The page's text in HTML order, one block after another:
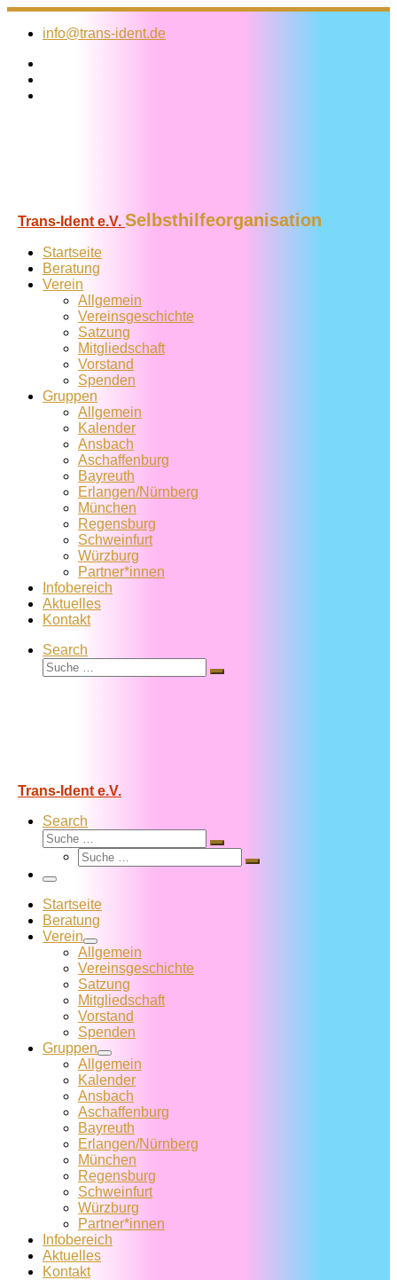
Zum
Inhalt
info@trans-ident.de
Trans-Ident e.V. Selbsthilfeorganisation
Startseite
Beratung
Verein
Allgemein
Vereins­geschichte
Satzung
Mitglied­schaft
Vorstand
Spenden
Gruppen
Allgemein
Kalender
Ansbach
Aschaffenburg
Bayreuth
Erlangen/Nürnberg
München
Regensburg
Schweinfurt
Würzburg
Partner*innen
Infobereich
Aktuelles
Kontakt
Search
Suche
Suche
Trans-Ident e.V.
Search
Suche
Suche
Suche
Suche
Menü
Startseite
Beratung
Verein
Allgemein
Vereins­geschichte
Satzung
Mitglied­schaft
Vorstand
Spenden
Gruppen
Allgemein
Kalender
Ansbach
Aschaffenburg
Bayreuth
Erlangen/Nürnberg
München
Regensburg
Schweinfurt
Würzburg
Partner*innen
Infobereich
Aktuelles
Kontakt